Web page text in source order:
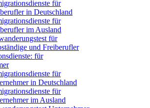
für
in Deutschland
für
im Ausland
für
und Freiberufler
für
für
in Deutschland
für
im Ausland